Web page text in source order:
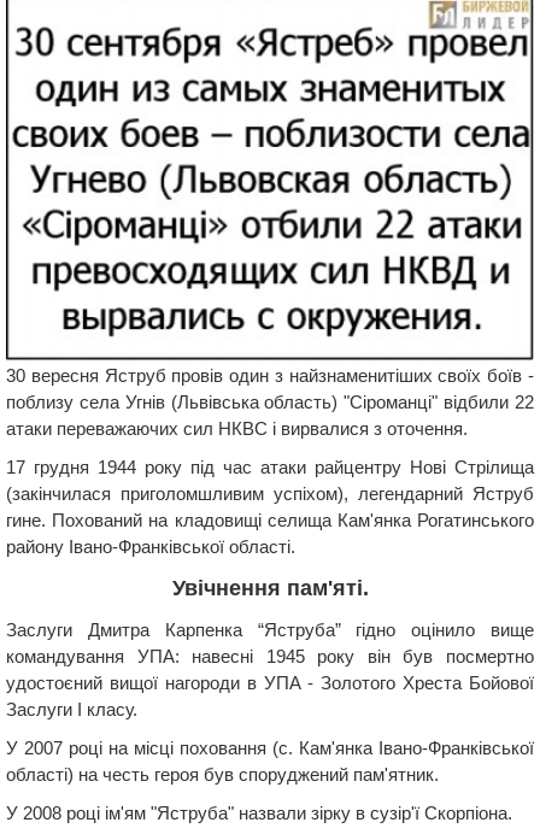
30 вересня Яструб провів один з найзнаменитіших своїх боїв -
поблизу села Угнів (Львівська область) "Сіроманці" відбили 22
атаки переважаючих сил НКВС і вирвалися з оточення.
17 грудня 1944 року під час атаки райцентру Нові Стрілища
(закінчилася приголомшливим успіхом), легендарний Яструб
гине. Похований на кладовищі селища Кам'янка Рогатинського
району Івано-Франківської області.
Увічнення пам'яті.
Заслуги Дмитра Карпенка “Яструба” гідно оцінило вище
командування УПА: навесні 1945 року він був посмертно
удостоєний вищої нагороди в УПА - Золотого Хреста Бойової
Заслуги I класу.
У 2007 році на місці поховання (с. Кам'янка Івано-Франківської
області) на честь героя був споруджений пам'ятник.
У 2008 році ім'ям "Яструба" назвали зірку в сузір'ї Скорпіона.